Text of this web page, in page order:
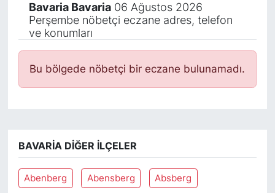
Bavaria Bavaria06 Ağustos 2026
Perşembe nöbetçi eczane adres, telefon
ve konumları
Bu bölgede nöbetçi bir eczane bulunamadı.
BAVARIA DIĞER İLÇELER
Abenberg Abensberg Absberg